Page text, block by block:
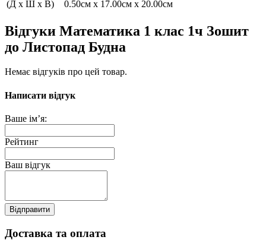
(Д x Ш x В) 0.50см x 17.00см x 20.00см
Відгуки Математика 1 клас 1ч Зошит
до Листопад Будна
Немає відгуків про цей товар.
Написати відгук
Ваше ім’я:
Рейтинг
Ваш відгук
Відправити
Доставка та оплата